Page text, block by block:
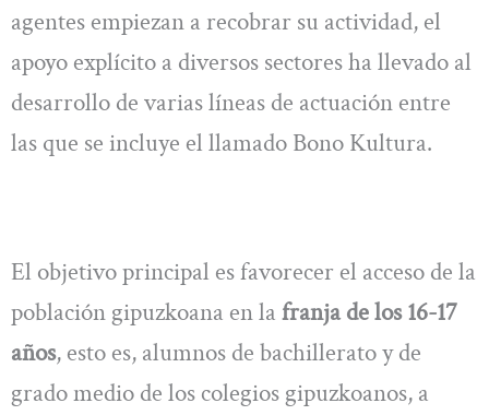
agentes empiezan a recobrar su actividad, el
apoyo explícito a diversos sectores ha llevado al
desarrollo de varias líneas de actuación entre
las que se incluye el llamado Bono Kultura.
El objetivo principal es favorecer el acceso de la
población gipuzkoana en la franja de los 16-17
años, esto es, alumnos de bachillerato y de
grado medio de los colegios gipuzkoanos, a